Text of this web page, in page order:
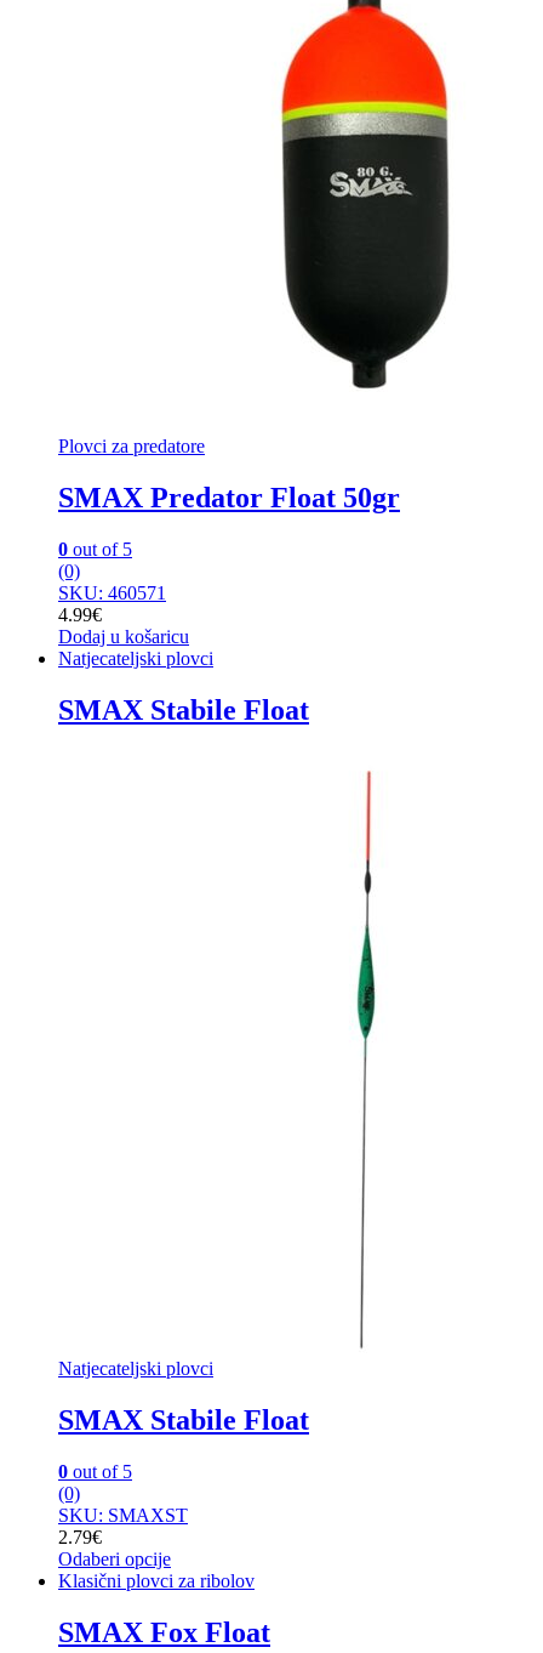
Plovci za predatore
SMAX Predator Float 50gr
0 out of 5
(0)
SKU: 460571
4.99€
Dodaj u košaricu
Natjecateljski plovci
SMAX Stabile Float
Natjecateljski plovci
SMAX Stabile Float
0 out of 5
(0)
SKU: SMAXST
2.79€
Odaberi opcije
Ovaj
ima
više
Klasični plovci za ribolov
SMAX Fox Float